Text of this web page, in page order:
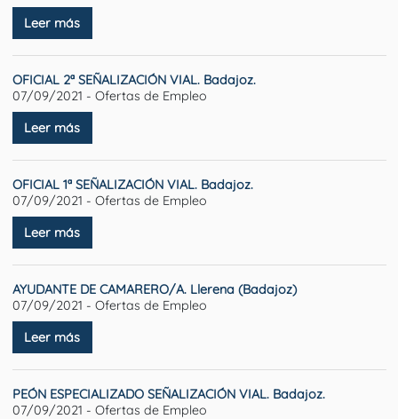
Leer más
OFICIAL 2ª SEÑALIZACIÓN VIAL. Badajoz.
07/09/2021 - Ofertas de Empleo
Leer más
OFICIAL 1ª SEÑALIZACIÓN VIAL. Badajoz.
07/09/2021 - Ofertas de Empleo
Leer más
AYUDANTE DE CAMARERO/A. Llerena (Badajoz)
07/09/2021 - Ofertas de Empleo
Leer más
PEÓN ESPECIALIZADO SEÑALIZACIÓN VIAL. Badajoz.
07/09/2021 - Ofertas de Empleo